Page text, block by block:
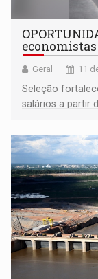
Geral 11
Seleção
salários a partir